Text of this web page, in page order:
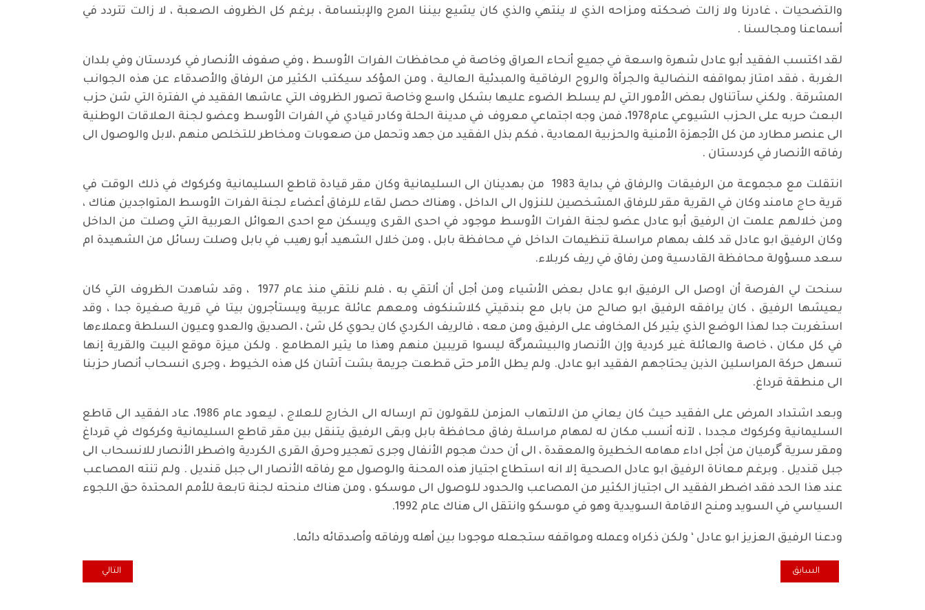
والتضحيات ، غادرنا ولا زالت ضحكته ومزاحه الذي لا ينتهي والذي كان يشيع بيننا المرح والإبتسامة ، برغم كل الظروف الصعبة ، لا زالت تتردد في
أسماعنا ومجالسنا .
لقد اكتسب الفقيد أبو عادل شهرة واسعة في جميع أنحاء العراق وخاصة في محافظات الفرات الأوسط ، وفي صفوف الأنصار في كردستان وفي بلدان
الغربة ، فقد امتاز بمواقفه النضالية والجرأة والروح الرفاقية والمبدئية العالية ، ومن المؤكد سيكتب الكثير من الرفاق والأصدقاء عن هذه الجوانب
المشرقة . ولكني سآتناول بعض الأمور التي لم يسلط الضوء عليها بشكل واسع وخاصة تصور الظروف التي عاشها الفقيد في الفترة التي شن حزب
البعث حربه على الحزب الشيوعي عام1978، فمن وجه اجتماعي معروف في مدينة الحلة وكادر قيادي في الفرات الأوسط وعضو لجنة العلاقات الوطنية
الى عنصر مطارد من كل الأجهزة الأمنية والحزبية المعادية ، فكم بذل الفقيد من جهد وتحمل من صعوبات ومخاطر للتخلص منهم ،لابل والوصول الى
رفاقه الأنصار في كردستان .
انتقلت مع مجموعة من الرفيقات والرفاق في بداية 1983 من بهدينان الى السليمانية وكان مقر قيادة قاطع السليمانية وكركوك في ذلك الوقت في
قرية حاج مامند وكان في القرية مقر للرفاق المشخصين للنزول الى الداخل ، وهناك حصل لقاء للرفاق أعضاء لجنة الفرات الأوسط المتواجدين هناك ،
ومن خلالهم علمت ان الرفيق أبو عادل عضو لجنة الفرات الأوسط موجود في احدى القرى ويسكن مع احدى العوائل العربية التي وصلت من الداخل
وكان الرفيق ابو عادل قد كلف بمهام مراسلة تنظيمات الداخل في محافظة بابل ، ومن خلال الشهيد أبو رهيب في بابل وصلت رسائل من الشهيدة ام
سعد مسؤولة محافظة القادسية ومن رفاق في ريف كربلاء.
سنحت لي الفرصة أن اوصل الى الرفيق ابو عادل بعض الأشياء ومن أجل أن ألتقي به ، فلم نلتقي منذ عام 1977 ، وقد شاهدت الظروف التي كان
يعيشها الرفيق ، كان يرافقه الرفيق ابو صالح من بابل مع بندقيتي كلاشنكوف ومعهم عائلة عربية ويستأجرون بيتا في قرية صغيرة جدا ، وقد
استغربت جدا لهذا الوضع الذي يثير كل المخاوف على الرفيق ومن معه ، فالريف الكردي كان يحوي كل شئ ، الصديق والعدو وعيون السلطة وعملاءها
في كل مكان ، خاصة والعائلة غير كردية وإن الأنصار والبيشمرگة ليسوا قريبين منهم وهذا ما يثير المطامع . ولكن ميزة موقع البيت والقرية إنها
تسهل حركة المراسلين الذين يحتاجهم الفقيد ابو عادل. ولم يطل الأمر حتى قطعت جريمة بشت آشان كل هذه الخيوط ، وجرى انسحاب أنصار حزبنا
الى منطقة قرداغ.
وبعد اشتداد المرض على الفقيد حيث كان يعاني من الالتهاب المزمن للقولون تم ارساله الى الخارج للعلاج ، ليعود عام 1986، عاد الفقيد الى قاطع
السليمانية وكركوك مجددا ، لآنه أنسب مكان له لمهام مراسلة رفاق محافظة بابل وبقى الرفيق يتنقل بين مقر قاطع السليمانية وكركوك في قرداغ
ومقر سرية گرميان من أجل اداء مهامه الخطيرة والمعقدة ، الى أن حدث هجوم الأنفال وجرى تهجير وحرق القرى الكردية واضطر الأنصار للانسحاب الى
جبل قنديل . وبرغم معاناة الرفيق ابو عادل الصحية إلا انه استطاع اجتياز هذه المحنة والوصول مع رفاقه الأنصار الى جبل قنديل . ولم تنته المصاعب
عند هذا الحد فقد اضطر الفقيد الى اجتياز الكثير من المصاعب والحدود للوصول الى موسكو ، ومن هناك منحته لجنة تابعة للأمم المحتدة حق اللجوء
السياسي في السويد ومنح الاقامة السويدية وهو في موسكو وانتقل الى هناك عام 1992.
ودعنا الرفيق العزيز ابو عادل ‘ ولكن ذكراه وعمله ومواقفه ستجعله موجودا بين أهله ورفاقه وأصدقائه دائما.
المقال السابق: منتدى الإعلام والأدب.. يستذكر د. علي جواد الطاهر
السابق المقال التالي: ندوة ثقافية عامة في روسيا
التالي